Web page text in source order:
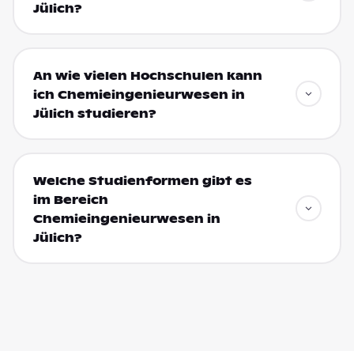
Jülich?
An wie vielen Hochschulen kann
ich Chemieingenieurwesen in
Jülich studieren?
Welche Studienformen gibt es
im Bereich
Chemieingenieurwesen in
Jülich?